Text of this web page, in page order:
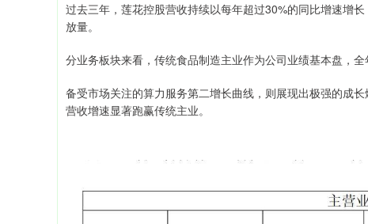
过去三年，莲花控股营收持续以每年超过30%的同比增速增
放量。
分业务板块来看，传统食品制造主业作为公司业绩基本盘，
备受市场关注的算力服务第二增长曲线，则展现出极强的成
营收增速显著跑赢传统主业。